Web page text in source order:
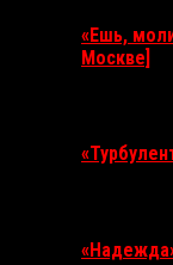
«Ешь,
Москве]